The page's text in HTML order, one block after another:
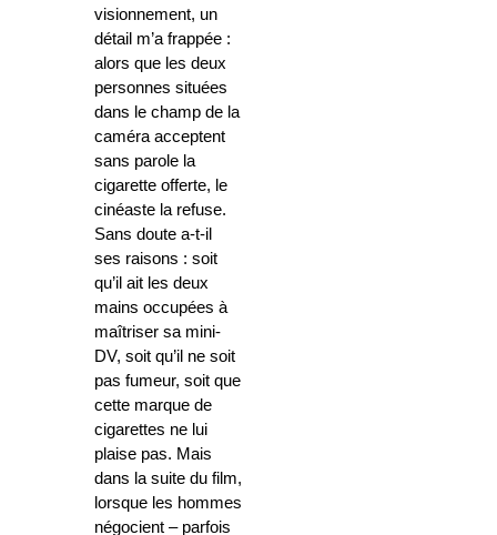
visionnement, un
détail m’a frappée :
alors que les deux
personnes situées
dans le champ de la
caméra acceptent
sans parole la
cigarette offerte, le
cinéaste la refuse.
Sans doute a-t-il
ses raisons : soit
qu’il ait les deux
mains occupées à
maîtriser sa mini-
DV, soit qu’il ne soit
pas fumeur, soit que
cette marque de
cigarettes ne lui
plaise pas. Mais
dans la suite du film,
lorsque les hommes
négocient – parfois